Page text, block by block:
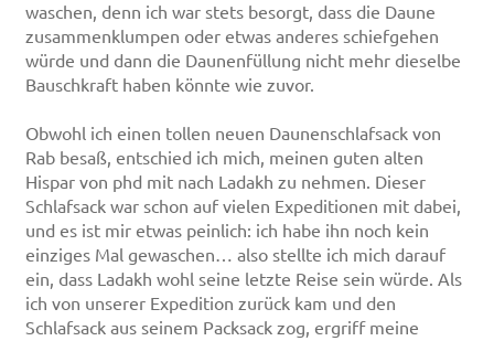
waschen, denn ich war stets besorgt, dass die Daune
zusammenklumpen oder etwas anderes schiefgehen
würde und dann die Daunenfüllung nicht mehr dieselbe
Bauschkraft haben könnte wie zuvor.
Obwohl ich einen tollen neuen Daunenschlafsack von
Rab besaß, entschied ich mich, meinen guten alten
Hispar von phd mit nach Ladakh zu nehmen. Dieser
Schlafsack war schon auf vielen Expeditionen mit dabei,
und es ist mir etwas peinlich: ich habe ihn noch kein
einziges Mal gewaschen… also stellte ich mich darauf
ein, dass Ladakh wohl seine letzte Reise sein würde. Als
ich von unserer Expedition zurück kam und den
Schlafsack aus seinem Packsack zog, ergriff meine